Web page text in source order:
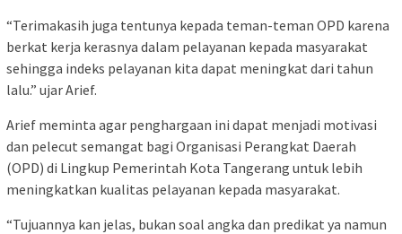
“Terimakasih juga tentunya kepada teman-teman OPD karena
berkat kerja kerasnya dalam pelayanan kepada masyarakat
sehingga indeks pelayanan kita dapat meningkat dari tahun
lalu.” ujar Arief.
Arief meminta agar penghargaan ini dapat menjadi motivasi
dan pelecut semangat bagi Organisasi Perangkat Daerah
(OPD) di Lingkup Pemerintah Kota Tangerang untuk lebih
meningkatkan kualitas pelayanan kepada masyarakat.
“Tujuannya kan jelas, bukan soal angka dan predikat ya namun